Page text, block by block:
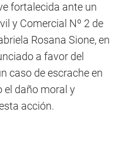
fortalecida ante un
y Comercial Nº 2 de
Rosana Sione, en
a favor del
caso de escrache en
el daño moral y
acción.